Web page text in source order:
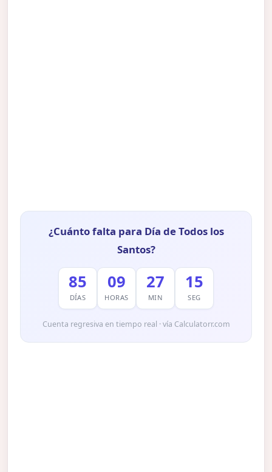
¿Cuánto falta para Día de Todos los
Santos?
85
DÍAS
09
HORAS
27
MIN
14
SEG
Cuenta regresiva en tiempo real · vía Calculatorr.com